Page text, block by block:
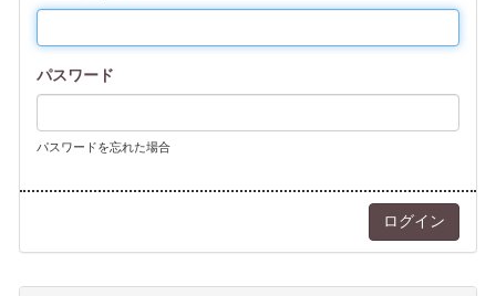
パスワード
パスワードを忘れた場合